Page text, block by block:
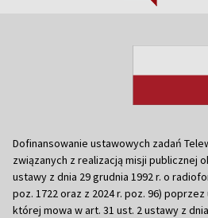
Dofinansowanie ustawowych zadań
związanych z realizacją misji publicznej
ustawy z dnia 29 grudnia 1992 r. o
poz. 1722 oraz z 2024 r. poz. 96)
której mowa w art. 31 ust. 2 ustawy z